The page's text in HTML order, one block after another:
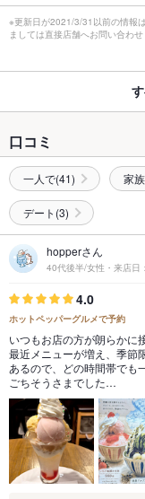
※更新日が2021/3/31以前の情報
ましては直接店舗へお問い合わせ
口コミ
一人で(41) 家
デート(3)
hopperさん
40代後半/女性・来店
4.0
ホットペッパーグルメで予約
いつもお店の方が朗らかに
最近メニューが増え、季節
あるので、どの時間帯でも
ごちそうさまでした…